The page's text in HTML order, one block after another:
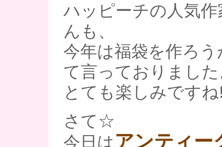
ハッピーチの人気
んも、
今年は福袋を作ろ
て言っておりまし
とても楽しみですね
さて☆
今日は アンティー